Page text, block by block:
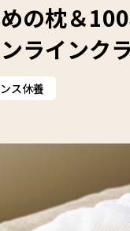
の枕＆
ラインク
ス休養